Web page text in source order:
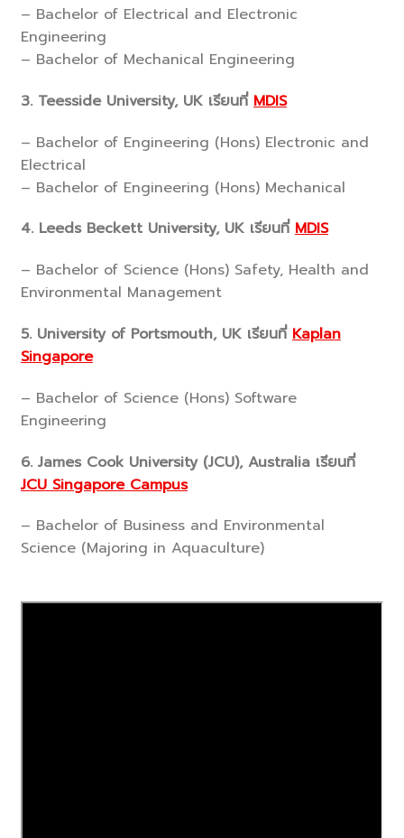
– Bachelor of Electrical and Electronic
Engineering
– Bachelor of Mechanical Engineering
3. Teesside University, UK เรียนที่ MDIS
– Bachelor of Engineering (Hons) Electronic and
Electrical
– Bachelor of Engineering (Hons) Mechanical
4. Leeds Beckett University, UK เรียนที่ MDIS
– Bachelor of Science (Hons) Safety, Health and
Environmental Management
5. University of Portsmouth, UK เรียนที่ Kaplan
Singapore
– Bachelor of Science (Hons) Software
Engineering
6. James Cook University (JCU), Australia เรียนที่
JCU Singapore Campus
– Bachelor of Business and Environmental
Science (Majoring in Aquaculture)